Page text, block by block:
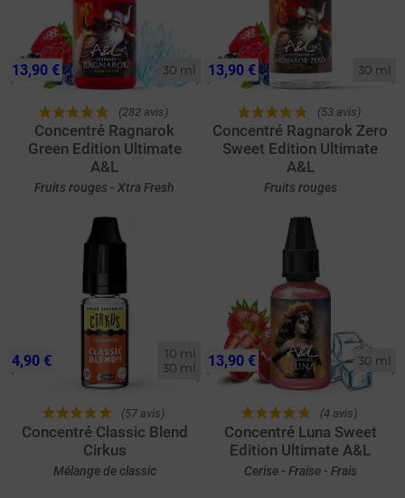
30 ml
(282 avis)
Concentré Ragnarok
Green Edition Ultimate
A&L
Fruits rouges - Xtra Fresh
13,90 € 30 ml
(53 avis)
Concentré Ragnarok Zero
Sweet Edition Ultimate
A&L
Fruits rouges
13,90 €
10 ml
30 ml
(57 avis)
Concentré Classic Blend
Cirkus
Mélange de classic
4,90 € 30 ml
(4 avis)
Concentré Luna Sweet
Edition Ultimate A&L
Cerise - Fraise - Frais
13,90 €